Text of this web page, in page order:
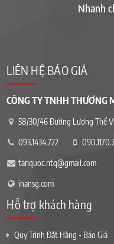
Nhanh
LIÊN HỆ BÁO GIÁ
CÔNG TY TNHH THƯƠNG
58/30/46 Đường Lương Thế
093.1434.722
tanquoc.ntq@gmail.com
inansg.com
Hỗ trợ khách hàng
Quy Trình Đặt Hàng - Báo Giá